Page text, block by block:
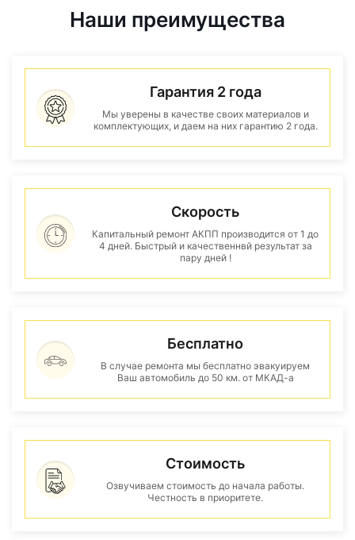
Наши преимущества
Гарантия 2 года
Мы уверены в качестве своих материалов и
комплектующих, и даем на них гарантию 2 года.
Скорость
Капитальный ремонт АКПП производится от 1 до
4 дней. Быстрый и качественнвй результат за
пару дней !
Бесплатно
В случае ремонта мы бесплатно эвакуируем
Ваш автомобиль до 50 км. от МКАД-а
Стоимость
Озвучиваем стоимость до начала работы.
Честность в приоритете.